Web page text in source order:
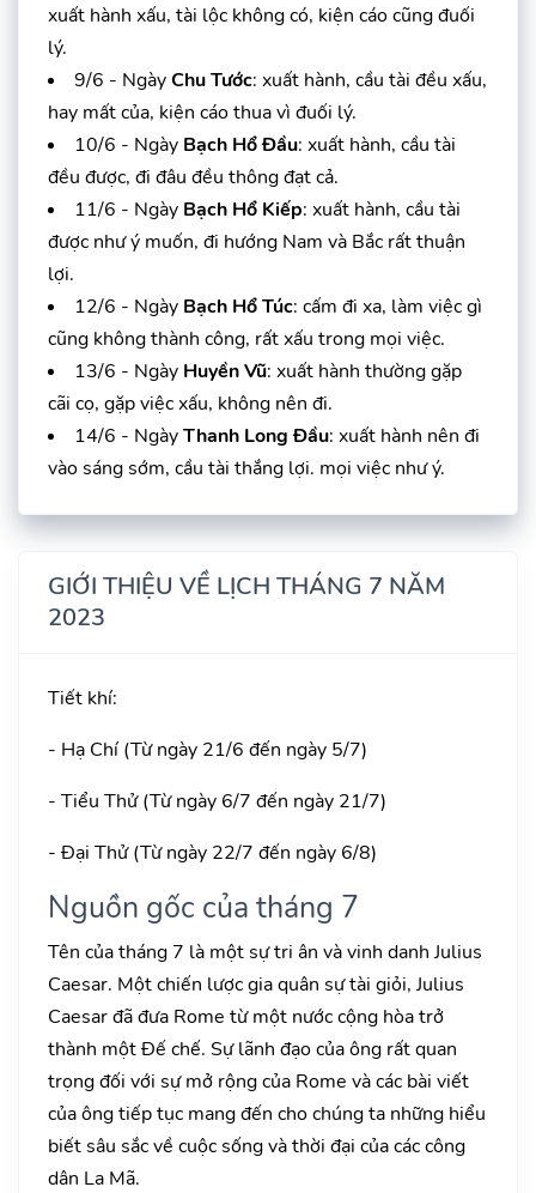
xuất hành xấu, tài lộc không có, kiện cáo cũng đuối
lý.
9/6 - NgàyChu Tước: xuất hành, cầu tài đều xấu,
hay mất của, kiện cáo thua vì đuối lý.
10/6 - Ngày Bạch Hổ Đầu: xuất hành, cầu tài
đều được, đi đâu đều thông đạt cả.
11/6 - Ngày Bạch Hổ Kiếp: xuất hành, cầu tài
được như ý muốn, đi hướng Nam và Bắc rất thuận
lợi.
12/6 - Ngày Bạch Hổ Túc: cấm đi xa, làm việc gì
cũng không thành công, rất xấu trong mọi việc.
13/6 - Ngày Huyền Vũ: xuất hành thường gặp
cãi cọ, gặp việc xấu, không nên đi.
14/6 - NgàyThanh Long Đầu: xuất hành nên đi
vào sáng sớm, cầu tài thắng lợi. mọi việc như ý.
GIỚI THIỆU VỀ LỊCH THÁNG 7 NĂM
2023
Tiết khí:
- Hạ Chí (Từ ngày 21/6 đến ngày 5/7)
- Tiểu Thử (Từ ngày 6/7 đến ngày 21/7)
- Đại Thử (Từ ngày 22/7 đến ngày 6/8)
Nguồn gốc của tháng 7
Tên của tháng 7 là một sự tri ân và vinh danh Julius
Caesar. Một chiến lược gia quân sự tài giỏi, Julius
Caesar đã đưa Rome từ một nước cộng hòa trở
thành một Đế chế. Sự lãnh đạo của ông rất quan
trọng đối với sự mở rộng của Rome và các bài viết
của ông tiếp tục mang đến cho chúng ta những hiểu
biết sâu sắc về cuộc sống và thời đại của các công
dân La Mã.